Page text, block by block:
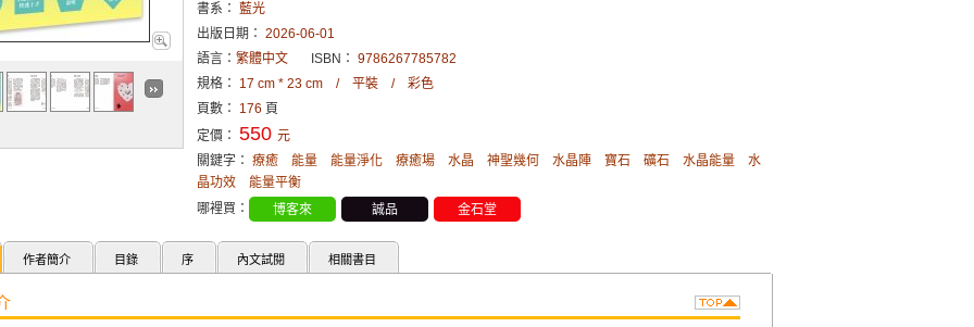
書系： 藍光
出版日期： 2026-06-01
語言： 繁體中文 ISBN： 9786267785782
規格： 17 cm * 23 cm / 平裝 / 彩色
頁數： 176 頁
定價： 550 元
關鍵字： 療癒 能量 能量淨化 療癒場 水晶 神聖幾何 水晶陣 寶石 礦石 水晶能量
水
晶功效
能量平衡
哪裡買：
博客來 誠品 金石堂
作者簡介 目錄 序 內文試閱 相關書目